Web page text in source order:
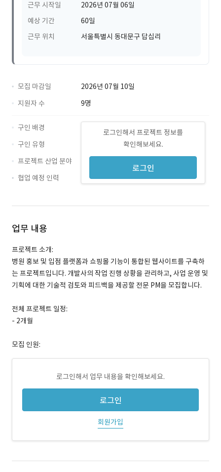
근무 시작일
2026년 07월 06일
예상 기간
60일
근무 위치
서울특별시 동대문구 답십리
모집 마감일
2026년 07월 10일
지원자 수
9명
로그인해서 프로젝트 정보를
확인해보세요.
로그인
구인 배경
구인 유형
프로젝트 산업 분야
협업 예정 인력
업무 내용
프로젝트 소개:
병원 홍보 및 입점 플랫폼과 쇼핑몰 기능이 통합된 웹사이트를 구축하
는 프로젝트입니다. 개발사의 작업 진행 상황을 관리하고, 사업 운영 및
기획에 대한 기술적 검토와 피드백을 제공할 전문 PM을 모집합니다.
전체 프로젝트 일정:
- 2개월
모집 인원:
로그인해서 업무 내용을 확인해보세요.
로그인
회원가입